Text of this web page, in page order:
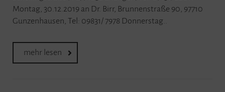
Montag, 30.12.2019 an Dr. Birr, Brunnenstraße 90, 97710
Gunzenhausen, Tel: 09831/ 7978 Donnerstag..
mehr lesen